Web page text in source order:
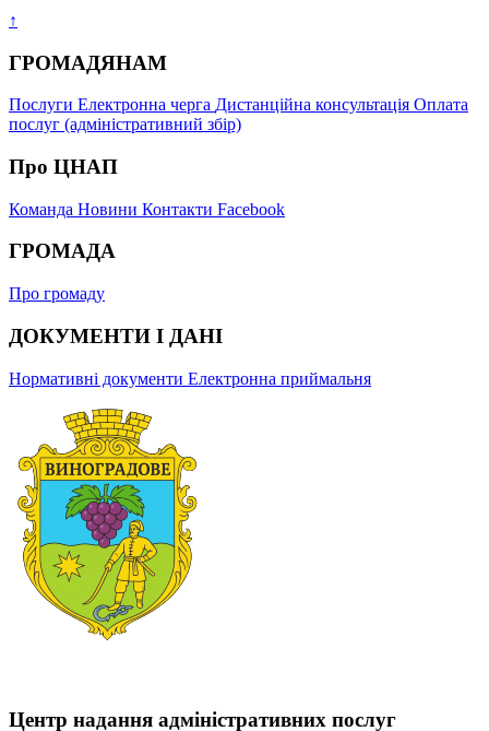
↑
ГРОМАДЯНАМ
Послуги Електронна черга Дистанційна консультація Оплата
послуг (адміністративний збір)
Про ЦНАП
Команда Новини Контакти Facebook
ГРОМАДА
Про громаду
ДОКУМЕНТИ І ДАНІ
Нормативні документи Електронна приймальня
Центр надання адміністративних послуг